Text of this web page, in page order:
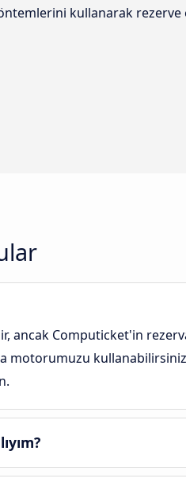
kullanarak rezerve
ancak Computicket'in
motorumuzu kullanabilirsiniz.